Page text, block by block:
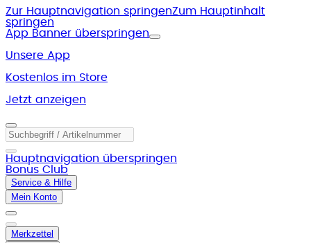
Zur Hauptnavigation springenZum Hauptinhalt
springen
App Banner überspringen
Unsere App
Kostenlos im Store
Jetzt anzeigen
Hauptnavigation überspringen
Bonus Club
Service & Hilfe
Mein Konto
Merkzettel